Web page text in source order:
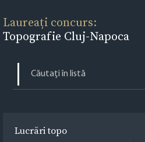
Laureați concurs:
Topografie Cluj-Napoca
Lucrări topo